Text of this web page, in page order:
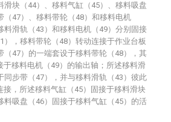
滑块（44）、移料气缸（45）、移料吸盘
（47）、移料带轮（48）和移料电机
料滑轨（43）和移料电机（49）分别固接
），移料带轮（48）转动连接于作业台板
（47）的一端套设于移料带轮（48），其
于移料电机（49）的输出轴；所述移料滑
同步带（47），并与移料滑轨（43）彼此
接，所述移料气缸（45）固接于移料滑块
料吸盘（46）固接于移料气缸（45）的活